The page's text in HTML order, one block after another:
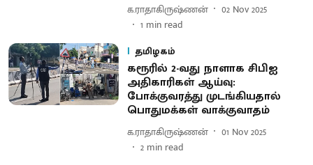
க.ராதாகிருஷ்ணன்
02 Nov 2025
1 min read
தமிழகம்
கரூரில் 2-வது நாளாக சிபிஐ
அதிகாரிகள் ஆய்வு:
போக்குவரத்து முடங்கியதால்
பொதுமக்கள் வாக்குவாதம்
க.ராதாகிருஷ்ணன்
01 Nov 2025
2 min read